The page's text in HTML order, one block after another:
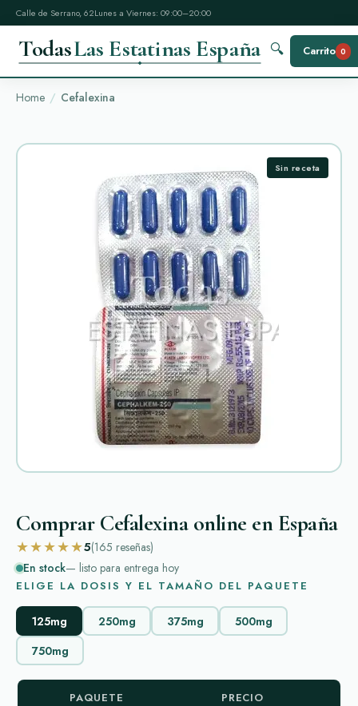
Calle de Serrano, 62Lunes a Viernes: 09:00–20:00
TodasLas Estatinas España 🔍 Carrito 0
Home Cefalexina
Sin receta
Comprar Cefalexina online en España
★★★★★5(165 reseñas)
En stock— listo para entrega hoy
ELIGE LA DOSIS Y EL TAMAÑO DEL PAQUETE
125mg 250mg 375mg
500mg
750mg
PAQUETE PRECIO